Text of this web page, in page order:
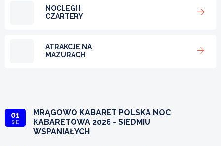
NOCLEGI I
CZARTERY
ATRAKCJE NA
MAZURACH
01
SIE
MRĄGOWO KABARET POLSKA NOC
KABARETOWA 2026 - SIEDMIU
WSPANIAŁYCH